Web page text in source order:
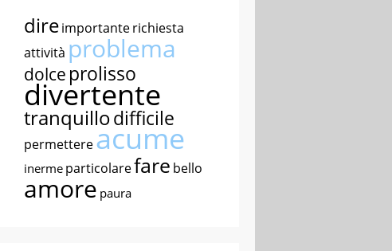
direimportanterichiesta
attività problema
dolce prolisso
divertente
tranquillodifficile
permettereacume
inerme particolarefare bello
amore paura